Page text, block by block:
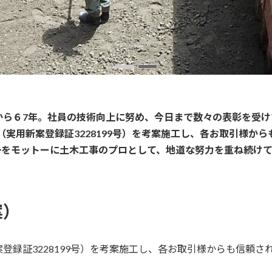
６7年。社員の技術向上に努め、今日まで数々の表彰を受
実用新案登録証3228199号）を考案施工し、各お取引様から
モットーに土木工事のプロとして、地道な努力を重ね続け
録証3228199号）を考案施工し、各お取引様からも信頼さ